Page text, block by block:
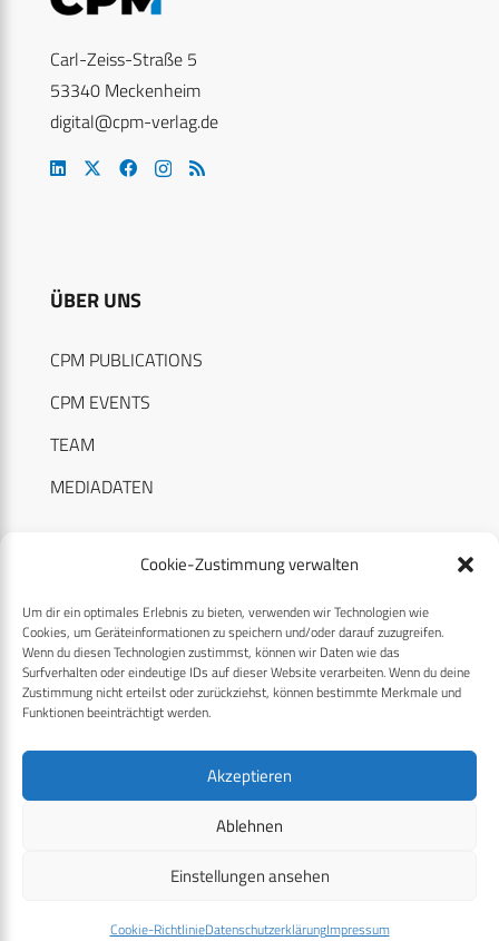
Cookie-Zustimmung verwalten
Um dir ein optimales Erlebnis zu bieten, verwenden wir Technologien wie
Cookies, um Geräteinformationen zu speichern und/oder darauf zuzugreifen.
Wenn du diesen Technologien zustimmst, können wir Daten wie das
Surfverhalten oder eindeutige IDs auf dieser Website verarbeiten. Wenn du deine
Zustimmung nicht erteilst oder zurückziehst, können bestimmte Merkmale und
Funktionen beeinträchtigt werden.
Akzeptieren
Ablehnen
Einstellungen ansehen
Cookie-RichtlinieDatenschutzerklärungImpressum
Carl-Zeiss-Straße 5
53340 Meckenheim
digital@cpm-verlag.de
ÜBER UNS
CPM PUBLICATIONS
CPM EVENTS
TEAM
MEDIADATEN
RECHTLICHES
Datenschutzerklärung
Cookie-Richtlinie (EU)
© 2026 CPM GmbH – Alle Rechte vorbehalten